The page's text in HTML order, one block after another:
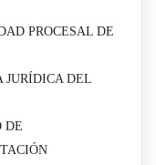
PROCESAL DE
JURÍDICA DEL
DE